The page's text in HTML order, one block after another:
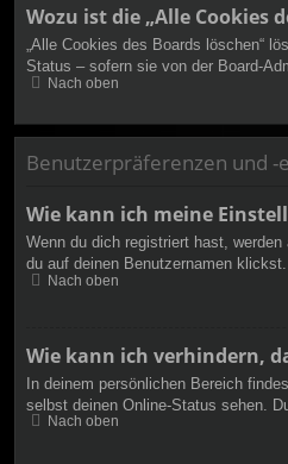
Wozu ist die „Alle Cookies
„Alle Cookies des Boards löschen“
Status – sofern sie von der Board-
Nach oben
Benutzerpräferenzen und -
Wie kann ich meine
Wenn du dich registriert hast,
du auf deinen Benutzernamen
Nach oben
Wie kann ich verhindern,
In deinem persönlichen Bereich
selbst deinen Online-Status sehen.
Nach oben